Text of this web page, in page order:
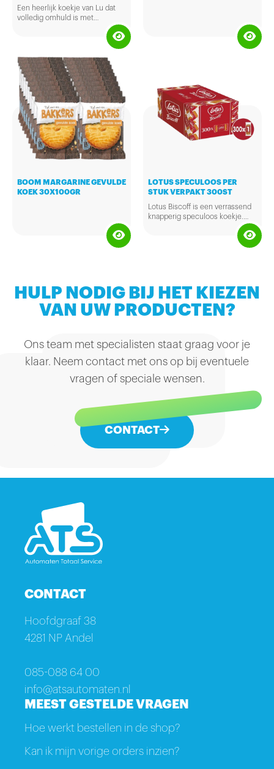
Een heerlijk koekje van Lu dat
volledig omhuld is met
hebben daarnaast ook nog een
vanillesmaak. Lekker tussendoor
genieten. Verpakt per duo.
BOOM MARGARINE GEVULDE
KOEK 30X100GR
LOTUS SPECULOOS PER
STUK VERPAKT 300ST
Lotus Biscoff is een verrassend
knapperig speculoos koekje.
Met een handvol natuurlijke
gekaramelliseerde koekje een
HULP NODIG BIJ HET KIEZEN
VAN UW PRODUCTEN?
Ons team met specialisten staat graag voor je
klaar. Neem contact met ons op bij eventuele
vragen of speciale wensen.
CONTACT
CONTACT
Hoofdgraaf 38
4281 NP Andel
085-088 64 00
info@atsautomaten.nl
MEEST GESTELDE VRAGEN
Hoe werkt bestellen in de shop?
Kan ik mijn vorige orders inzien?